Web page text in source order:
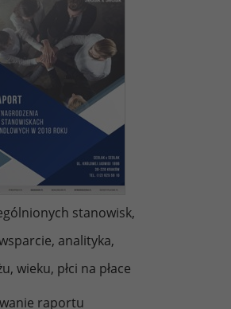
stanowisk,
analityka,
wieku, płci na płace
raportu